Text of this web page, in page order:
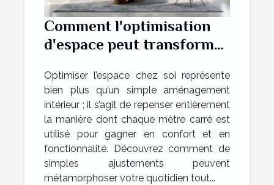
Comment l'optimisation
d'espace peut transformer
Optimiser l’espace chez soi représente
bien plus qu’un simple aménagement
intérieur ; il s’agit de repenser entièrement
la manière dont chaque mètre carré est
utilisé pour gagner en confort et en
fonctionnalité. Découvrez comment de
simples ajustements peuvent
métamorphoser votre quotidien tout...